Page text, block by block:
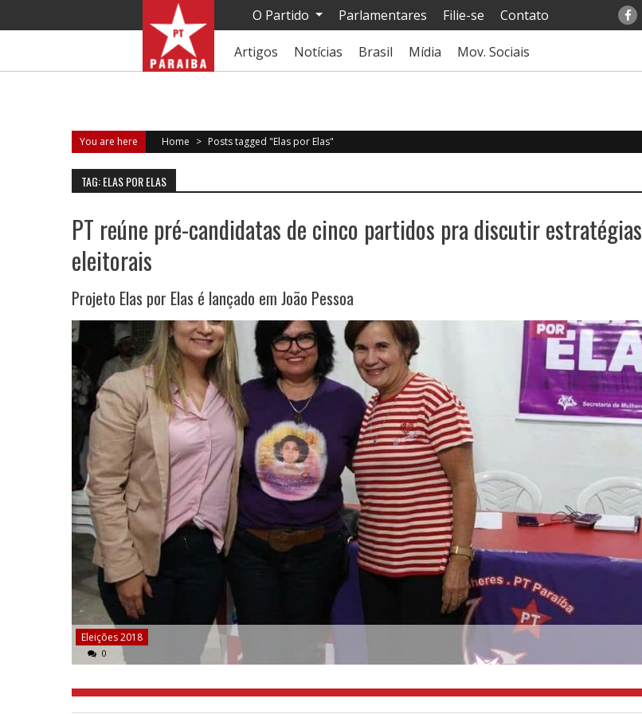
O Partido Parlamentares Filie-se Contato
Artigos Notícias Brasil Mídia Mov. Sociais
You are here Home > Posts tagged "Elas por Elas"
TAG: ELAS POR ELAS
PT reúne pré-candidatas de cinco partidos pra discutir estratégias
eleitorais
Projeto Elas por Elas é lançado em João Pessoa
Eleições 2018
0